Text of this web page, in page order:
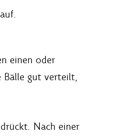
einen oder
Bälle gut verteilt,
Nach einer